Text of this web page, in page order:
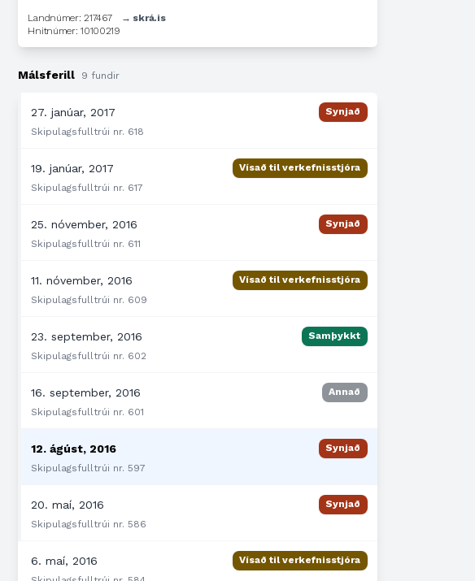
Landnúmer: 217467
→ skrá.is
Hnitnúmer: 10100219
Málsferill 9 fundir
27. janúar, 2017
Synjað
Skipulagsfulltrúi nr. 618
19. janúar, 2017
Vísað til verkefnisstjóra
Skipulagsfulltrúi nr. 617
25. nóvember, 2016
Synjað
Skipulagsfulltrúi nr. 611
11. nóvember, 2016
Vísað til verkefnisstjóra
Skipulagsfulltrúi nr. 609
23. september, 2016
Samþykkt
Skipulagsfulltrúi nr. 602
16. september, 2016
Annað
Skipulagsfulltrúi nr. 601
12. ágúst, 2016
Synjað
Skipulagsfulltrúi nr. 597
20. maí, 2016
Synjað
Skipulagsfulltrúi nr. 586
6. maí, 2016
Vísað til verkefnisstjóra